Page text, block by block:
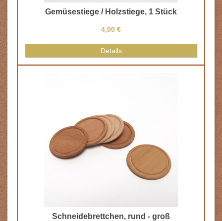
Gemüsestiege / Holzstiege, 1 Stück
4,00 €
Details
Schneidebrettchen, rund - groß